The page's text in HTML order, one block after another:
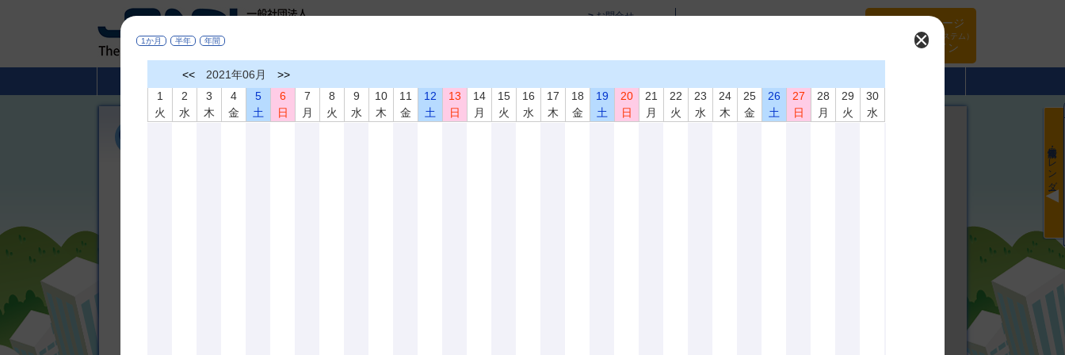
お問合せ
マイページ
（旧WEBシステム）
ログイン
非破壊検査とは
最新情報・カレンダー
×
1か月 半年 年間
<< 2021年06月
>>
1
火
2
水
3
木
4
金
5
土
6
日
7
月
8
火
9
水
10
木
11
金
12
土
13
日
14
月
15
火
16
水
17
木
18
金
19
土
20
日
21
月
22
火
23
水
24
木
25
金
26
土
27
日
28
月
29
火
30
水